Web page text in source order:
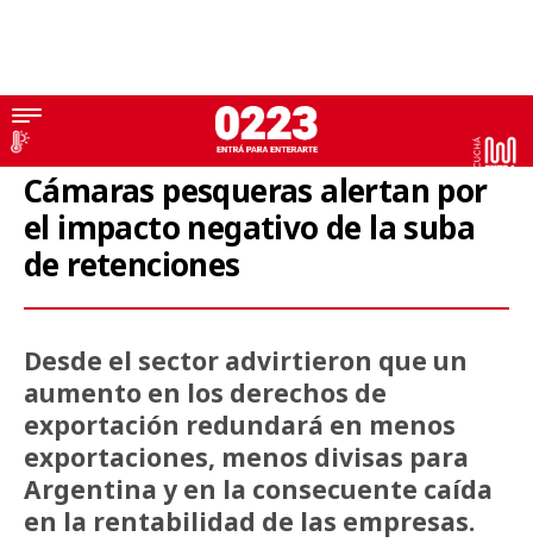
Retenciones a la pesca
Cámaras pesqueras alertan por
el impacto negativo de la suba
de retenciones
Desde el sector advirtieron que un
aumento en los derechos de
exportación redundará en menos
exportaciones, menos divisas para
Argentina y en la consecuente caída
en la rentabilidad de las empresas.